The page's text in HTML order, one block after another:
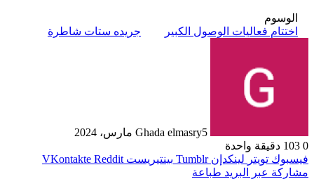
الوسوم
اختتام فعاليات الوصول الكبير
جريده ستات شاطرة
Ghada elmasry5 مارس، 2024
0
دقيقة واحدة
فيسبوك تويتر لينكدإن بينتيريست
مشاركة عبر البريد طباعة